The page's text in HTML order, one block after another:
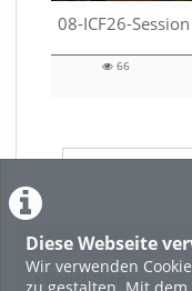
Diese Webseite
Wir verwenden
zu gestalten. Mit
01:14:16 duration
66
Featured
Beliebtheit